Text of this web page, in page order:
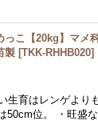
こ【20kg】マメ
製 [TKK-RHHB020]
生育はレンゲより
50cm位。 ・旺盛